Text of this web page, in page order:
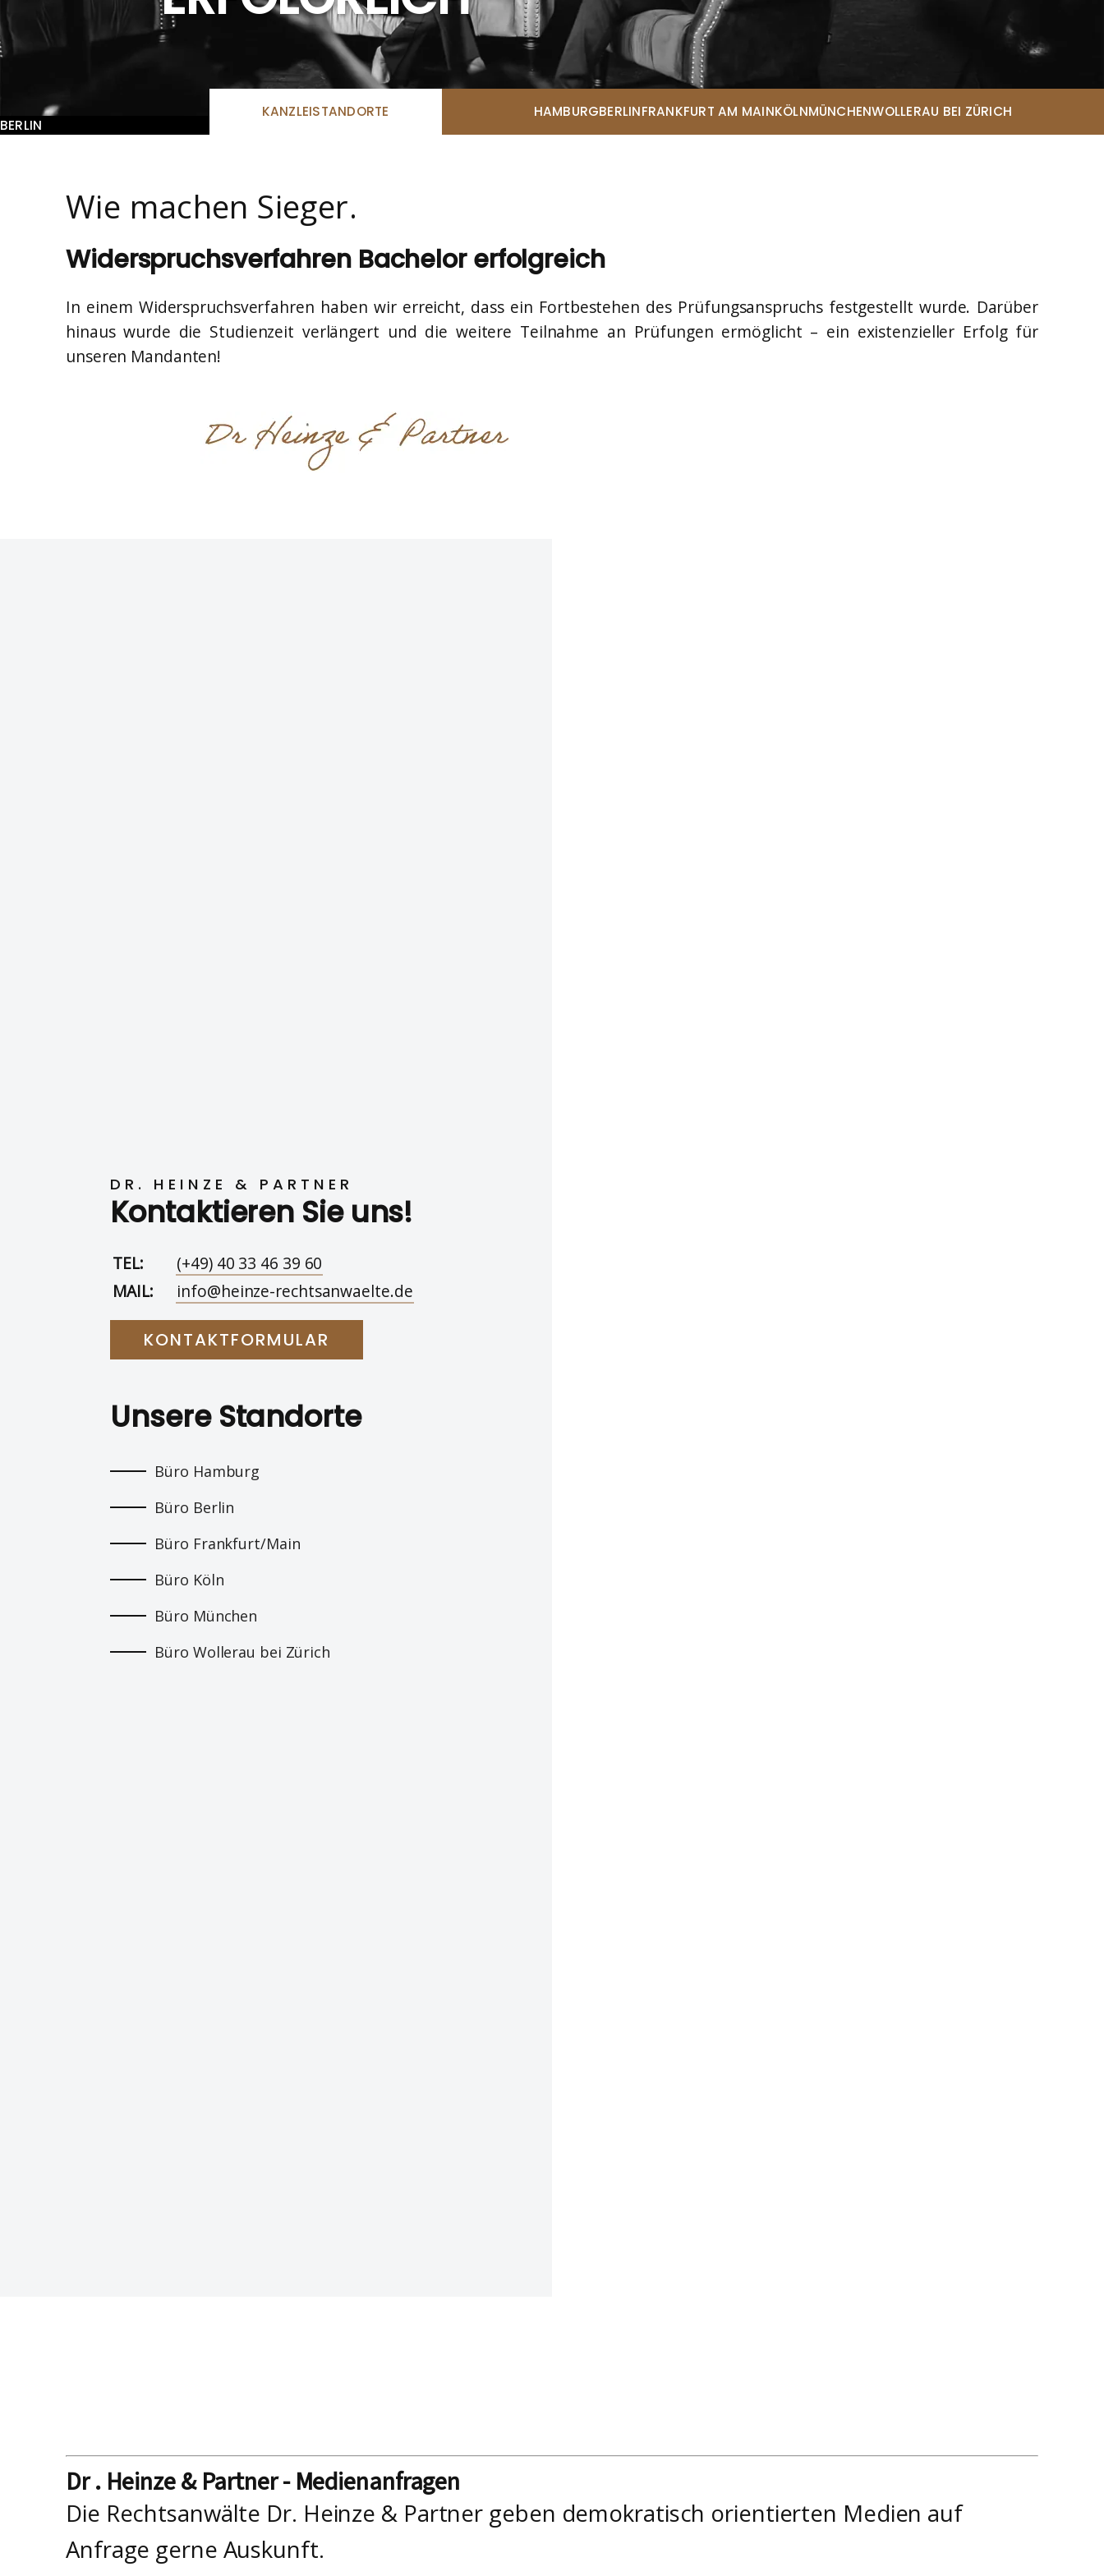
Rechtsanwältin
Eileen Menne*
Lena Elisabeth Telioridis*
Rechtsanwältin
Sarah Looschen*
KANZLEISTANDORTE HAMBURGBERLINFRANKFURT AM MAINKÖLNMÜNCHENWOLLERAU BEI ZÜRICH
BERLIN
Wie machen Sieger.
Widerspruchsverfahren Bachelor erfolgreich
In einem Widerspruchsverfahren haben wir erreicht, dass ein Fortbestehen des Prüfungsanspruchs festgestellt wurde. Darüber
hinaus wurde die Studienzeit verlängert und die weitere Teilnahme an Prüfungen ermöglicht – ein existenzieller Erfolg für
unseren Mandanten!
DR. HEINZE & PARTNER
Kontaktieren Sie uns!
TEL:
(+49) 40 33 46 39 60
MAIL:
info@heinze-rechtsanwaelte.de
KONTAKTFORMULAR
Unsere Standorte
Büro Hamburg
Büro Berlin
Büro Frankfurt/Main
Büro Köln
Büro München
Büro Wollerau bei Zürich
Dr . Heinze & Partner - Medienanfragen
Die Rechtsanwälte Dr. Heinze & Partner geben demokratisch orientierten Medien auf
Anfrage gerne Auskunft.